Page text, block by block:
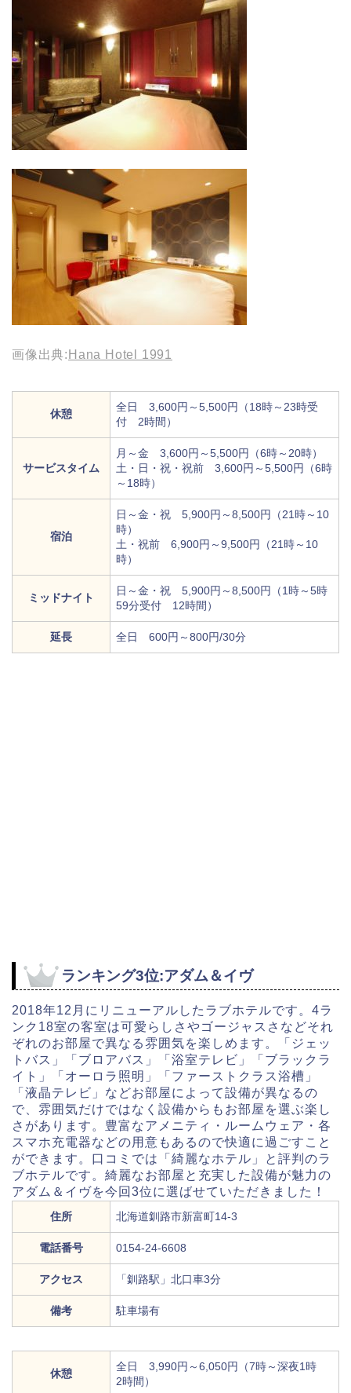
画像出典: Hana Hotel 1991
休憩
全日 3,600円～5,500円（18時～23時受
付 2時間）
サービスタイム
月～金 3,600円～5,500円（6時～20時）
土・日・祝・祝前 3,600円～5,500円（6時
～18時）
宿泊
日～金・祝 5,900円～8,500円（21時～10
時）
土・祝前 6,900円～9,500円（21時～10
時）
ミッドナイト
日～金・祝 5,900円～8,500円（1時～5時
59分受付 12時間）
延長 全日 600円～800円/30分
ランキング3位:アダム＆イヴ
2018年12月にリニューアルしたラブホテルです。4ラ
ンク18室の客室は可愛らしさやゴージャスさなどそれ
ぞれのお部屋で異なる雰囲気を楽しめます。「ジェッ
トバス」「ブロアバス」「浴室テレビ」「ブラックラ
イト」「オーロラ照明」「ファーストクラス浴槽」
「液晶テレビ」などお部屋によって設備が異なるの
で、雰囲気だけではなく設備からもお部屋を選ぶ楽し
さがあります。豊富なアメニティ・ルームウェア・各
スマホ充電器などの用意もあるので快適に過ごすこと
ができます。口コミでは「綺麗なホテル」と評判のラ
ブホテルです。綺麗なお部屋と充実した設備が魅力の
アダム＆イヴを今回3位に選ばせていただきました！
住所 北海道釧路市新富町14-3
電話番号 0154-24-6608
アクセス 「釧路駅」北口車3分
備考 駐車場有
休憩
全日 3,990円～6,050円（7時～深夜1時
2時間）